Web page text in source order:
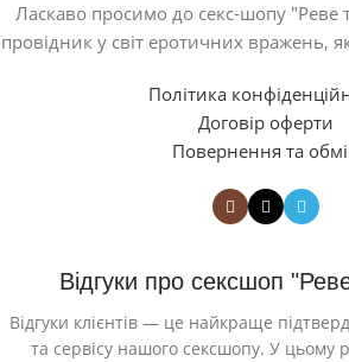
Ласкаво просимо до секс-шопу "Реве
провідник у світ еротичних вражень,
Політика
Договір оферти
Повернення та
Відгуки про сексшоп
Відгуки клієнтів — це найкраще
та сервісу нашого сексшопу. У цьому